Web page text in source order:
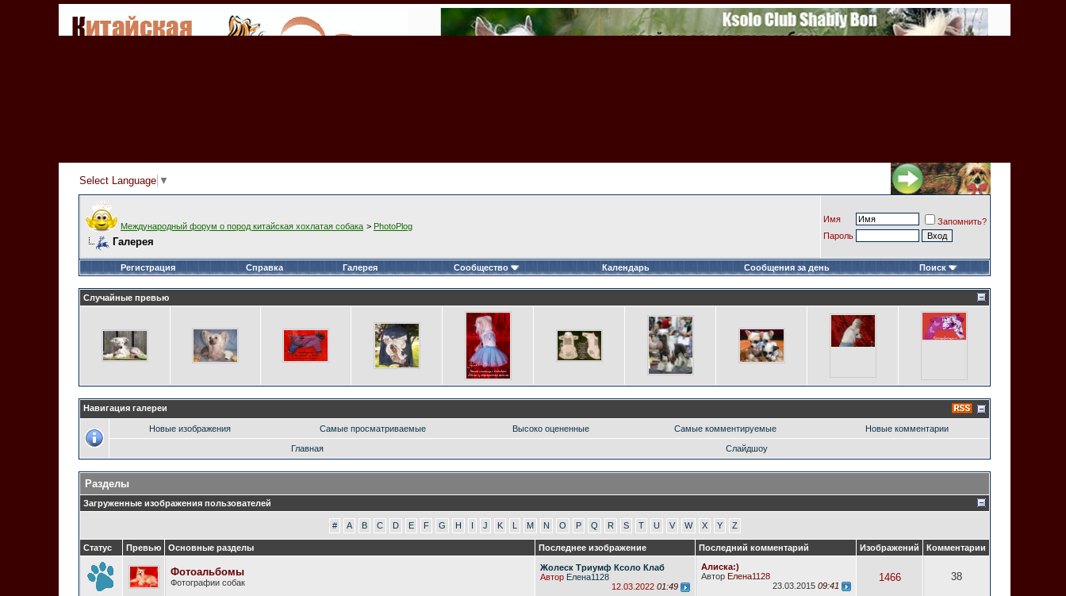
Select Language ▼
Международный форум о пород китайская хохлатая собака > PhotoPlog
Галерея
Имя
Запомнить?
Пароль
Регистрация Справка Галерея Сообщество Календарь Сообщения за день Поиск
Случайные превью
Навигация галереи
Новые изображения Самые просматриваемые Высоко оцененные Самые комментируемые Новые комментарии
Главная Слайдшоу
Разделы
Загруженные изображения пользователей
# A B C D E F G H I J K L M N O P Q R S T U V W X Y Z
Статус Превью Основные разделы Последнее изображение Последний комментарий Изображений Комментарии
Фотоальбомы
Фотографии собак
Жолеск Триумф Ксоло Клаб
Автор Елена1128
12.03.2022 01:49
Алиска:)
Автор Елена1128
23.03.2015 09:41
1466 38